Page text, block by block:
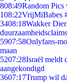
808:49Random Pics
108:22VrijMiBabes
3408:18Wakker
duurzaamheidsclaims
5907:58Onlyfans-
maan
5207:28Israël meldt
aangekondigd
3607:17Trump wil